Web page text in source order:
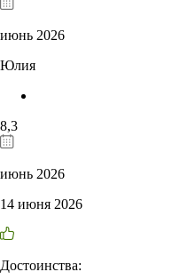
июнь 2026
Юлия
8,3
июнь 2026
14 июня 2026
Достоинства: